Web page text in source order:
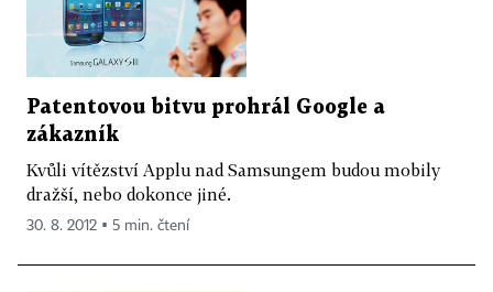
Patentovou bitvu prohrál Google a
zákazník
Kvůli vítězství Applu nad Samsungem budou mobily
dražší, nebo dokonce jiné.
30. 8. 2012 ▪ 5 min. čtení